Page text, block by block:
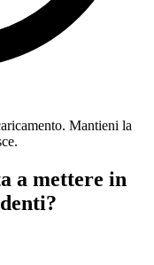
Mantieni la
a mettere in